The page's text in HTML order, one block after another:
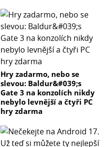
Hry zadarmo, nebo se
slevou: Baldur&#039;s
Gate 3 na konzolích nikdy
nebylo levnější a čtyři PC
hry zdarma